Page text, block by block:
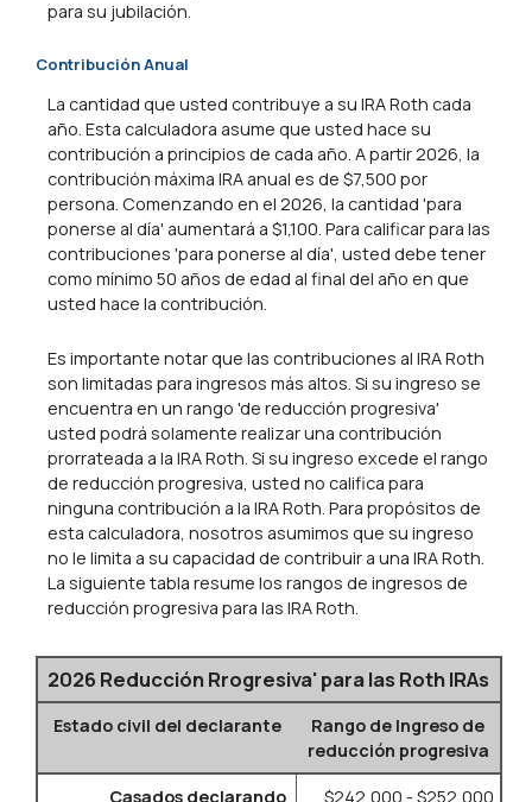
para su jubilación.
Contribución Anual
La cantidad que usted contribuye a su IRA Roth cada
año. Esta calculadora asume que usted hace su
contribución a principios de cada año. A partir 2026, la
contribución máxima IRA anual es de $7,500 por
persona. Comenzando en el 2026, la cantidad 'para
ponerse al día' aumentará a $1,100. Para calificar para las
contribuciones 'para ponerse al día', usted debe tener
como mínimo 50 años de edad al final del año en que
usted hace la contribución.
Es importante notar que las contribuciones al IRA Roth
son limitadas para ingresos más altos. Si su ingreso se
encuentra en un rango 'de reducción progresiva'
usted podrá solamente realizar una contribución
prorrateada a la IRA Roth. Si su ingreso excede el rango
de reducción progresiva, usted no califica para
ninguna contribución a la IRA Roth. Para propósitos de
esta calculadora, nosotros asumimos que su ingreso
no le limita a su capacidad de contribuir a una IRA Roth.
La siguiente tabla resume los rangos de ingresos de
reducción progresiva para las IRA Roth.
2026 Reducción Rrogresiva' para las Roth IRAs
Estado civil del declarante
Rango de Ingreso de
reducción progresiva
Casados declarando $242,000 - $252,000